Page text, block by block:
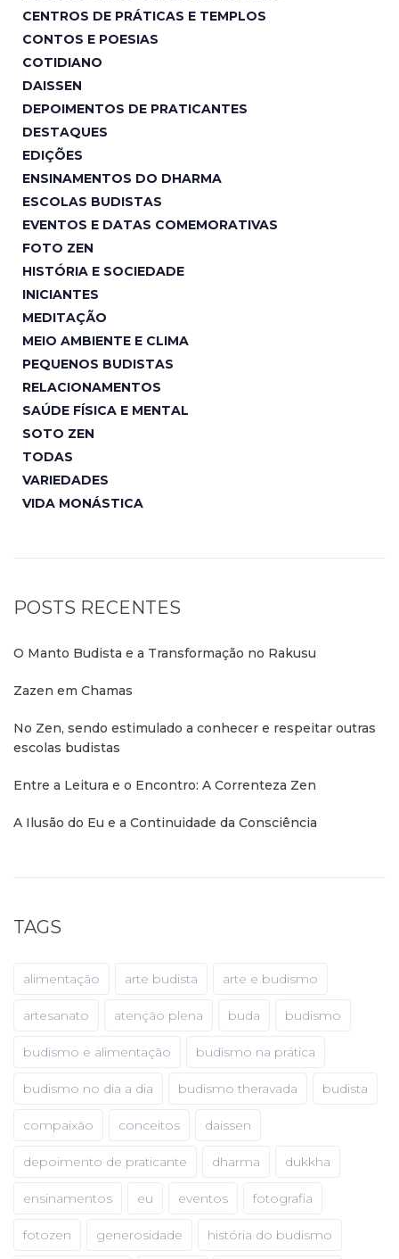
CENTROS DE PRÁTICAS E TEMPLOS
CONTOS E POESIAS
COTIDIANO
DAISSEN
DEPOIMENTOS DE PRATICANTES
DESTAQUES
EDIÇÕES
ENSINAMENTOS DO DHARMA
ESCOLAS BUDISTAS
EVENTOS E DATAS COMEMORATIVAS
FOTO ZEN
HISTÓRIA E SOCIEDADE
INICIANTES
MEDITAÇÃO
MEIO AMBIENTE E CLIMA
PEQUENOS BUDISTAS
RELACIONAMENTOS
SAÚDE FÍSICA E MENTAL
SOTO ZEN
TODAS
VARIEDADES
VIDA MONÁSTICA
POSTS RECENTES
O Manto Budista e a Transformação no Rakusu
Zazen em Chamas
No Zen, sendo estimulado a conhecer e respeitar outras
escolas budistas
Entre a Leitura e o Encontro: A Correnteza Zen
A Ilusão do Eu e a Continuidade da Consciência
TAGS
alimentação arte budista arte e budismo
artesanato atenção plena buda budismo
budismo e alimentação budismo na prática
budismo no dia a dia budismo theravada budista
compaixão conceitos daissen
depoimento de praticante dharma dukkha
ensinamentos eu eventos fotografia
fotozen generosidade história do budismo